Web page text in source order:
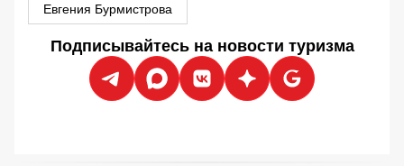
Евгения Бурмистрова
Подписывайтесь на новости туризма